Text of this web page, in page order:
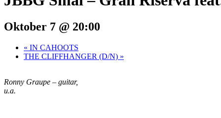
Oktober 7 @ 20:00
« IN CAHOOTS
THE CLIFFHANGER (D/N) »
Ronny Graupe – guitar,
u.a.